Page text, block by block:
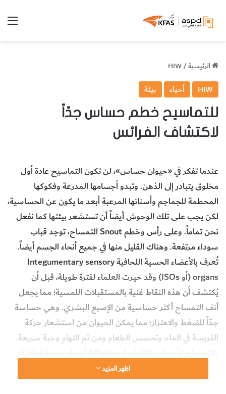
الرئيسية/
HIW
HIW أحياء بيئة
للتماسيح خطم حساس جدّاً
لاكتشاف الفرائس
عندما تفكر في «حيوان حساس»، لن تكون التماسيح عادة أول
مخلوق يتبادر إلى الذهن. وتبدو أجسامها المدرعة وفكوكها
المحطمة للجماجم وأسنانها المرعبة أبعد ما يكون عن الحساسية،
لكن يجب على تلك الوحوش أيضاً أن تستشعر بيئتها كما نفعل
نحن تماماً. وعلى رأس وخطم Snout التمساح، توجد قباب
سوداء مرتفعة. وهناك القليل منها في جميع أنحاء الجسم أيضاً.
تُعرف بالأعضاء الحسية اللحافية Integumentary sensory
organs (أو ISOs) وقد حيرت العلماء لفترة طويلة، قبل أن
يُكتشف أن هذه النقاط غنية بالمستقبلات اللمسية؛ مما يجعل
أنف التمساح أكثر حساسية من الإصبع البشري. وهي حساسة
جدّاً للضغط والاهتزاز؛ مما يمكن الحيوان من استشعار حركة
الفريسة في الماء، وتحسس الطعام ومن ثم التهام وجبة سريعة.
مما يجعله حيوانا شديد الحساسية، على الأقل من حيث الأنف.
اظهر المزيد